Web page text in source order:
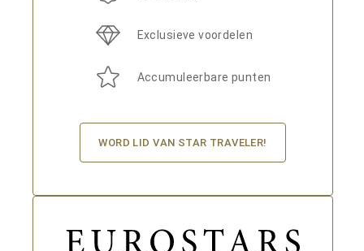
Exclusieve voordelen
Accumuleerbare punten
WORD LID VAN STAR TRAVELER!